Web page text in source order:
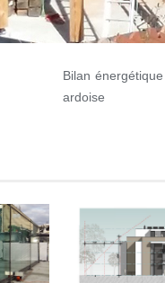
Bilan
ardoise